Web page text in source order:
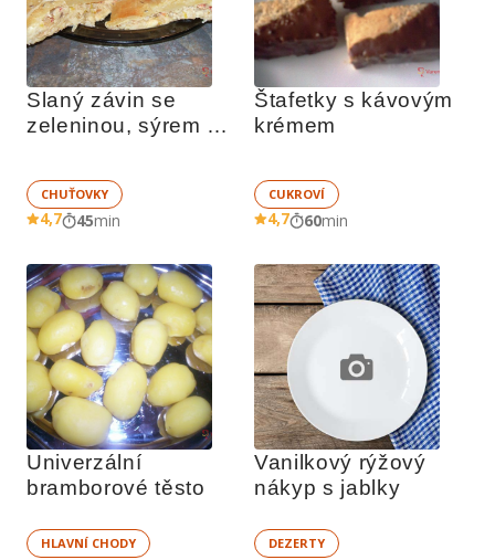
Slaný závin se
zeleninou, sýrem a
CHUŤOVKY
4,7 45min
Štafetky s kávovým
krémem
CUKROVÍ
4,7 60min
Univerzální
bramborové těsto
HLAVNÍ CHODY
Vanilkový rýžový
nákyp s jablky
DEZERTY